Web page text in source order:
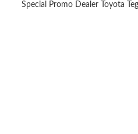
Special Promo Dealer Toyota